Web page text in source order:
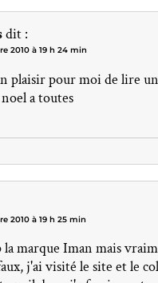
dit :
2010 à 19 h 24 min
plaisir pour moi de lire
a toutes
2010 à 19 h 25 min
la marque Iman mais
j'ai visité le site et le